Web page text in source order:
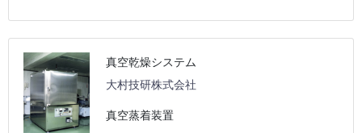
真空乾燥システム
大村技研株式会社
真空蒸着装置